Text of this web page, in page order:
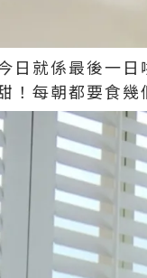
日就係最後一
！每朝都要食